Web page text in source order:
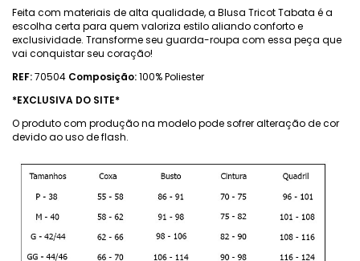
Feita com materiais de alta qualidade, a Blusa Tricot Tabata é a
escolha certa para quem valoriza estilo aliando conforto e
exclusividade. Transforme seu guarda-roupa com essa peça que
vai conquistar seu coração!
REF:70504 Composição:100% Poliester
*EXCLUSIVA DO SITE*
O produto com produção na modelo pode sofrer alteração de cor
devido ao uso de flash.